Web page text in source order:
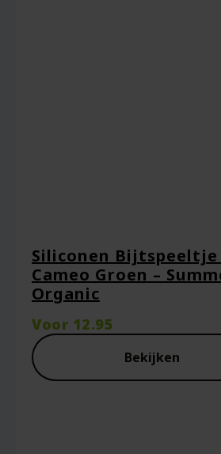
Naam*
Siliconen Bijtspeeltje
Cameo Groen –
Organic
Voor 12.95
Bekijken